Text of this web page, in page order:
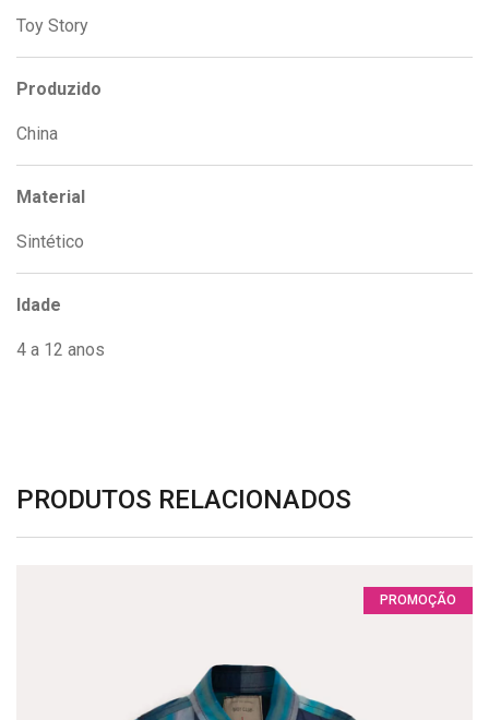
Toy Story
Produzido
China
Material
Sintético
Idade
4 a 12 anos
PRODUTOS RELACIONADOS
PROMOÇÃO